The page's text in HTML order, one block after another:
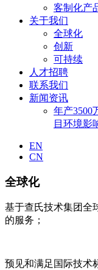
客制化产
关于我们
全球化
创新
可持续
人才招聘
联系我们
新闻资讯
年产3500
目环境影
EN
CN
全球化
基于查氏技术集团全
的服务；
预见和满足国际技术